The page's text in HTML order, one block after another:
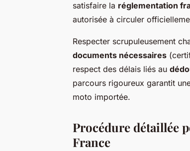
satisfaire la réglementation
autorisée à circuler
Respecter scrupuleusement
documents nécessaires
respect des délais liés au
parcours rigoureux garantit
moto importée.
Procédure détaillée
France